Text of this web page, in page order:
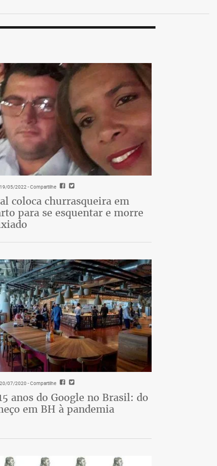
05/2022- Compartilhe
coloca churrasqueira em
para se esquentar e morre
07/2020 - Compartilhe
anos do Google no Brasil: do
em BH à pandemia